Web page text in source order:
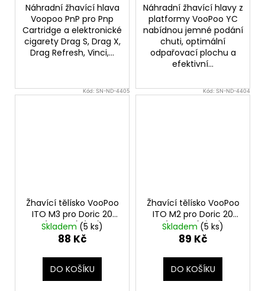
Náhradní žhavící hlava
Voopoo PnP pro Pnp
Cartridge a elektronické
cigarety Drag S, Drag X,
Drag Refresh, Vinci,...
Náhradní žhavící hlavy z
platformy VooPoo YC
nabídnou jemné podání
chuti, optimální
odpařovací plochu a
efektivní...
Kód:SN-ND-4405
Žhavící tělísko VooPoo
ITO M3 pro Doric 20
(1,2ohm) (1ks)
Skladem (5 ks)
88 Kč
DO KOŠÍKU
Kód:SN-ND-4404
Žhavící tělísko VooPoo
ITO M2 pro Doric 20
(1,0ohm) (1ks)
Skladem (5 ks)
89 Kč
DO KOŠÍKU